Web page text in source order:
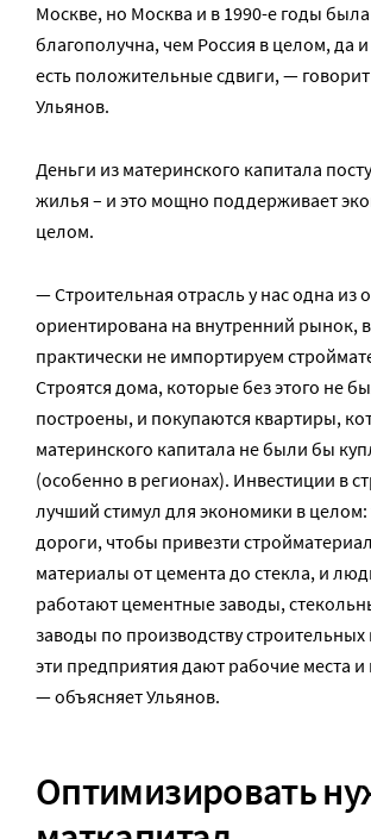
Москве, но Москва и в 1990-е годы
благополучна, чем Россия в целом, да
есть положительные сдвиги, —
Ульянов.
Деньги из материнского капитала
жилья – и это мощно поддерживает
целом.
— Строительная отрасль у нас одна из
ориентирована на внутренний рынок,
практически не импортируем
Строятся дома, которые без этого не
построены, и покупаются квартиры,
материнского капитала не были бы
(особенно в регионах). Инвестиции в
лучший стимул для экономики в
дороги, чтобы привезти
материалы от цемента до стекла, и
работают цементные заводы,
заводы по производству строительных
эти предприятия дают рабочие места и
— объясняет Ульянов.
Оптимизировать